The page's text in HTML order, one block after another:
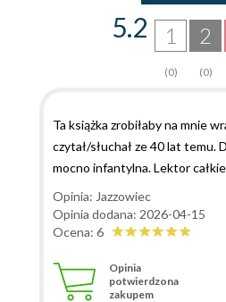
2
(0)
1
(0)
5.2
Ta książka zrobiłaby na mnie
czytał/słuchał ze 40 lat temu.
mocno infantylna. Lektor
Opinia: Jazzowiec
Opinia dodana: 2026-04-15
Ocena: 6
Opinia
potwierdzona
zakupem